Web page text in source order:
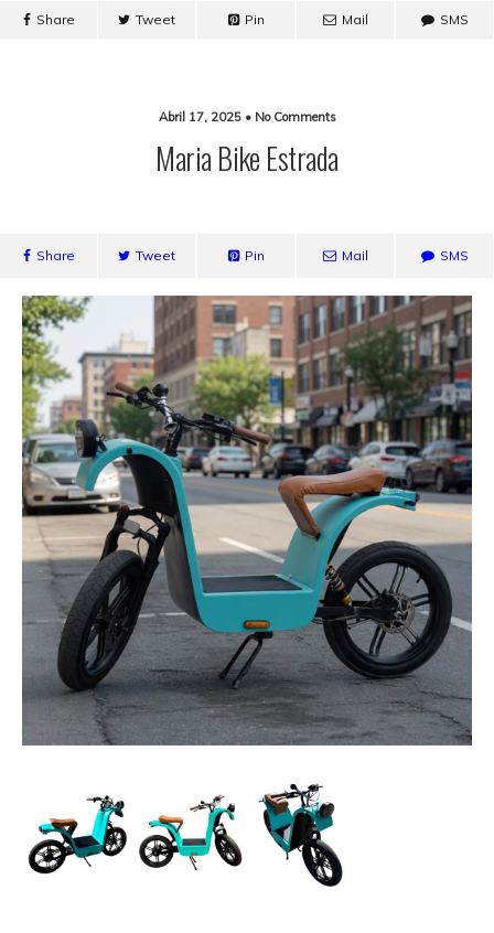
Share Tweet Pin Mail SMS
Products
search
0.00
Abril 17, 2025 • No Comments
Maria Bike Estrada
Share Tweet Pin Mail SMS
-10% em encomendas superiores a 200€ |